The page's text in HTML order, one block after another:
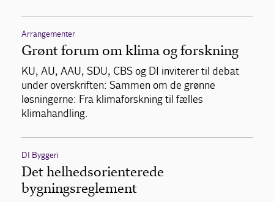
Arrangementer
Grønt forum om klima og forskning
KU, AU, AAU, SDU, CBS og DI inviterer til debat
under overskriften: Sammen om de grønne
løsningerne: Fra klimaforskning til fælles
klimahandling.
DI Byggeri
Det helhedsorienterede
bygningsreglement